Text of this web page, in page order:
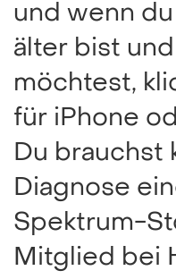
und wenn
älter bist
möchtest,
für iPhone
Du brauchst
Diagnose
Spektrum-
Mitglied bei